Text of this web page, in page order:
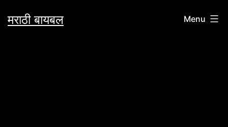
toमराठी बायबल Menu